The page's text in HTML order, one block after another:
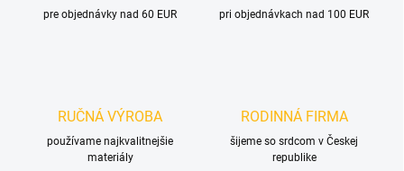
pre objednávky nad 60 EUR pri objednávkach nad 100 EUR
RUČNÁ VÝROBA
používame najkvalitnejšie
materiály
RODINNÁ FIRMA
šijeme so srdcom v Českej
republike